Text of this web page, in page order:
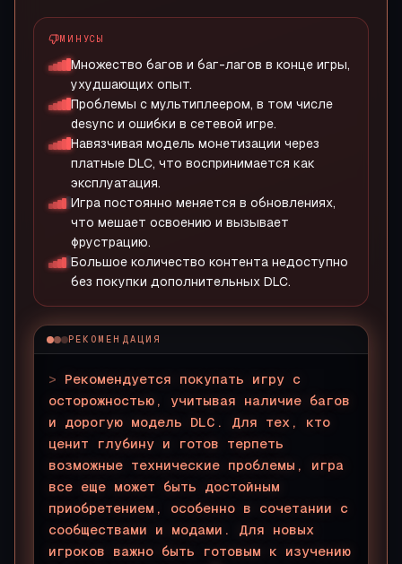
МИНУСЫ
Множество багов и баг-лагов в конце игры,
ухудшающих опыт.
Проблемы с мультиплеером, в том числе
desync и ошибки в сетевой игре.
Навязчивая модель монетизации через
платные DLC, что воспринимается как
эксплуатация.
Игра постоянно меняется в обновлениях,
что мешает освоению и вызывает
фрустрацию.
Большое количество контента недоступно
без покупки дополнительных DLC.
РЕКОМЕНДАЦИЯ
> Рекомендуется покупать игру с
осторожностью, учитывая наличие багов
и дорогую модель DLC. Для тех, кто
ценит глубину и готов терпеть
возможные технические проблемы, игра
все еще может быть достойным
приобретением, особенно в сочетании с
сообществами и модами. Для новых
игроков важно быть готовым к изучению